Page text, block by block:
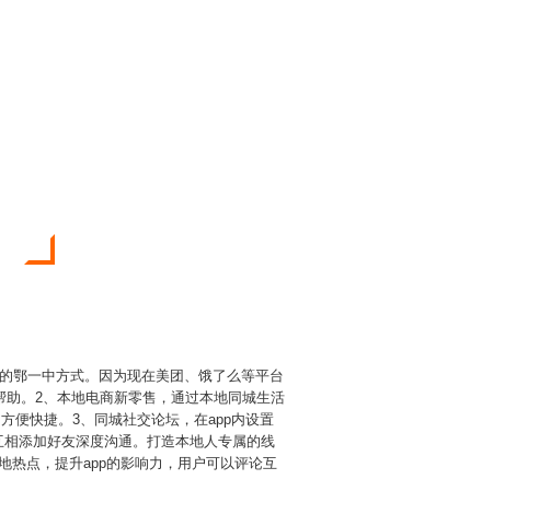
鄂一中方式。因为现在美团、饿了么等平台
。2、本地电商新零售，通过本地同城生活
便快捷。3、同城社交论坛，在app内设置
添加好友深度沟通。打造本地人专属的线
热点，提升app的影响力，用户可以评论互